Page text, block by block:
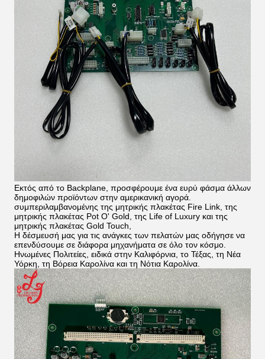
Εκτός από το Backplane, προσφέρουμε ένα ευρύ φάσμα άλλων
δημοφιλών προϊόντων στην αμερικανική αγορά.
συμπεριλαμβανομένης της μητρικής πλακέτας Fire Link, της
μητρικής πλακέτας Pot O' Gold, της Life of Luxury και της
μητρικής πλακέτας Gold Touch,
Η δέσμευσή μας για τις ανάγκες των πελατών μας οδήγησε να
επενδύσουμε σε διάφορα μηχανήματα σε όλο τον κόσμο.
Ηνωμένες Πολιτείες, ειδικά στην Καλιφόρνια, το Τέξας, τη Νέα
Υόρκη, τη Βόρεια Καρολίνα και τη Νότια Καρολίνα.